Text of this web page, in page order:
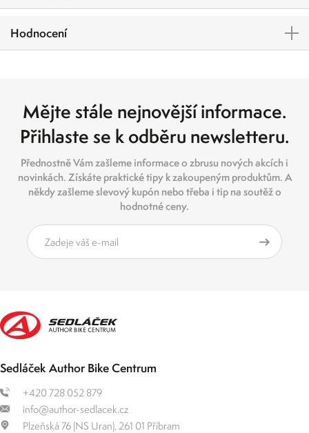
Hodnocení
Mějte stále nejnovější informace.
Přihlaste se k odběru newsletteru.
Přednostně Vám zašleme informace o zbrusu nových akcích i
novinkách. Získáte praktické tipy k zakoupeným produktům. A
někdy zašleme slevový kupón nebo třeba i tip na soutěž o
hodnotné ceny.
Sedláček Author Bike Centrum
+420 728 052 879
info@author-sedlacek.cz
Plzeňská 76 (NS Uran), 261 01 Příbram